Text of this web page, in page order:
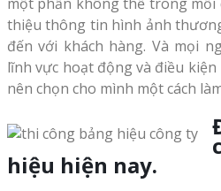
thiệu thông tin hình ảnh
đến với khách hàng. Và mọi
lĩnh vực hoạt động và điều
nên chọn cho mình một cách
hiệu hiện nay.